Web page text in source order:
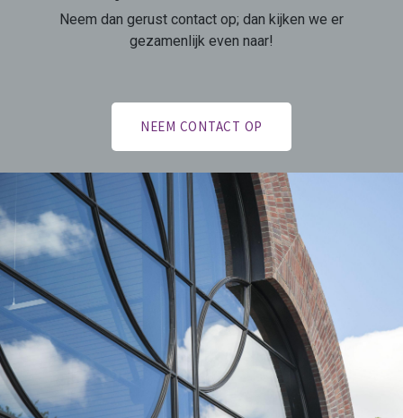
Neem dan gerust contact op; dan kijken we er
gezamenlijk even naar!
NEEM CONTACT OP